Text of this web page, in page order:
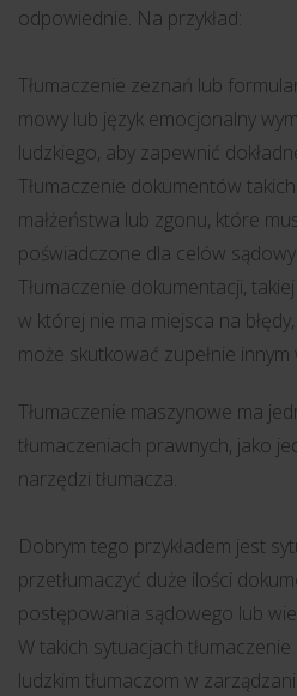
odpowiednie. Na przykład:
Tłumaczenie zeznań lub
mowy lub język emocjonalny
ludzkiego, aby zapewnić
Tłumaczenie dokumentów
małżeństwa lub zgonu, które
poświadczone dla celów
Tłumaczenie dokumentacji,
w której nie ma miejsca na
może skutkować zupełnie
Tłumaczenie maszynowe ma
tłumaczeniach prawnych, jako
narzędzi tłumacza.
Dobrym tego przykładem jest
przetłumaczyć duże ilości
postępowania sądowego lub
W takich sytuacjach
ludzkim tłumaczom w